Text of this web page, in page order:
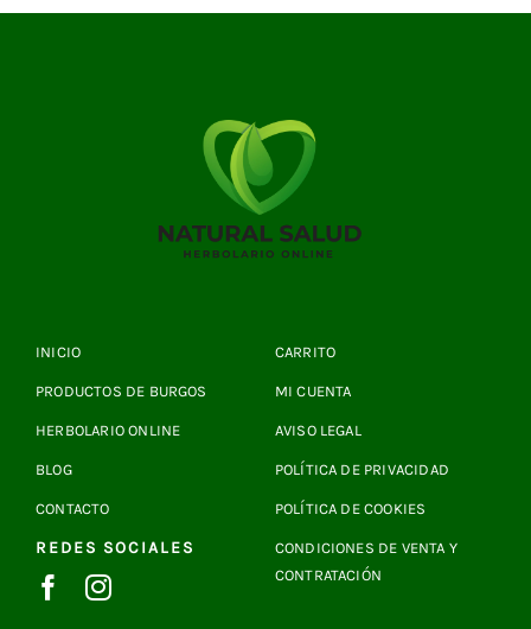
INICIO
PRODUCTOS DE BURGOS
HERBOLARIO ONLINE
BLOG
CONTACTO
REDES SOCIALES
CARRITO
MI CUENTA
AVISO LEGAL
POLÍTICA DE PRIVACIDAD
POLÍTICA DE COOKIES
CONDICIONES DE VENTA Y
CONTRATACIÓN